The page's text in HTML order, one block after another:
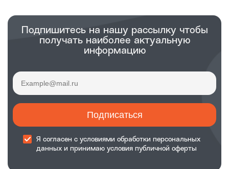
Подпишитесь на нашу рассылку чтобы
получать наиболее актуальную
информацию
Подписаться
Я согласен с условиями обработки персональных
данных и принимаю условия публичной оферты